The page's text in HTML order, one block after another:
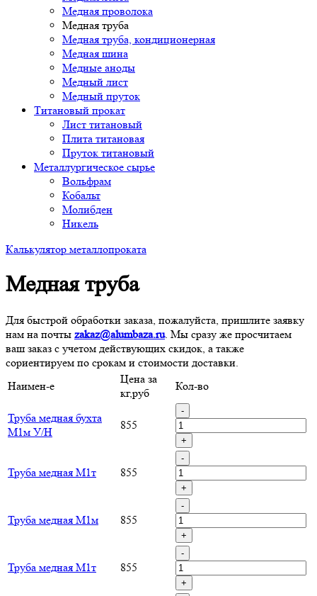
Медная проволока
Медная труба
Медная труба, кондиционерная
Медная шина
Медные аноды
Медный лист
Медный пруток
Титановый прокат
Лист титановый
Плита титановая
Пруток титановый
Металлургическое сырье
Вольфрам
Кобальт
Молибден
Никель
Калькулятор металлопроката
Медная труба
Для быстрой обработки заказа, пожалуйста, пришлите заявку
нам на почты zakaz@alumbaza.ru. Мы сразу же просчитаем
ваш заказ с учетом действующих скидок, а также
сориентируем по срокам и стоимости доставки.
Наимен-е
Цена за
кг,руб
Кол-во
Труба медная бухта
М1м У/Н
855
-
+
Труба медная М1т 855
-
+
Труба медная М1м 855
-
+
Труба медная М1т 855
-
+